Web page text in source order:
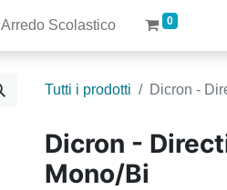
Arredo Scolastico 0
Tutti i prodotti Dicron -
Dicron -
Mono/Bi